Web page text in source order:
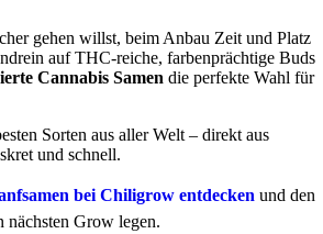
gehen willst, beim Anbau Zeit und Platz
auf THC-reiche, farbenprächtige Buds
Cannabis Samen die perfekte Wahl für
Sorten aus aller Welt – direkt aus
und schnell.
bei Chiligrow entdecken und den
nächsten Grow legen.